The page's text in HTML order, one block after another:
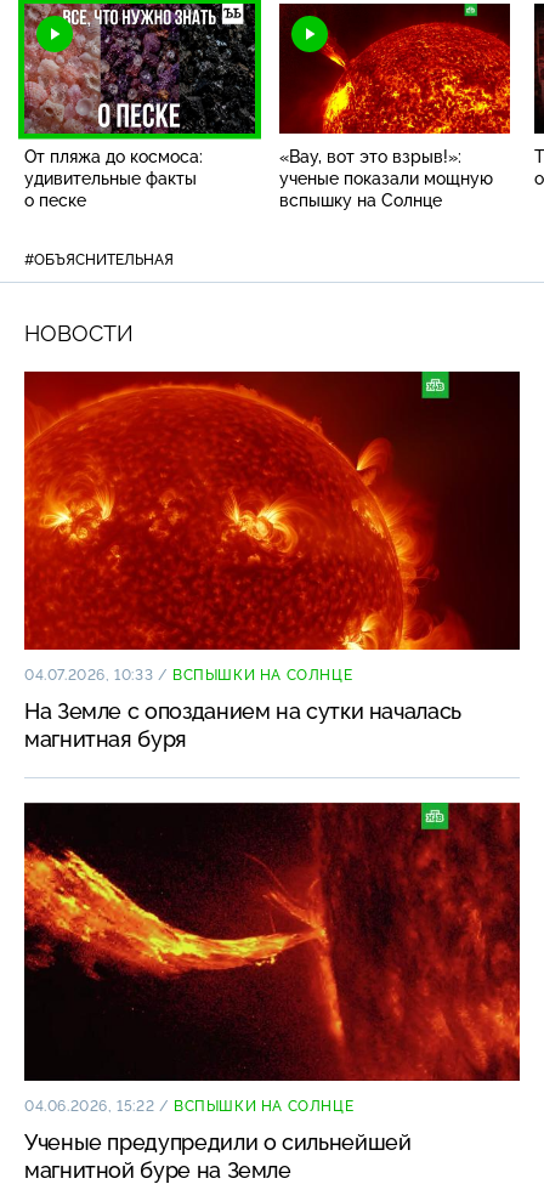
От пляжа до космоса:
удивительные факты
о песке
«Вау, вот это взрыв!»:
ученые показали мощную
вспышку на Солнце
#ОБЪЯСНИТЕЛЬНАЯ
НОВОСТИ
04.07.2026, 10:33 / ВСПЫШКИ НА СОЛНЦЕ
На Земле с опозданием на сутки началась
магнитная буря
04.06.2026, 15:22 / ВСПЫШКИ НА СОЛНЦЕ
Ученые предупредили о сильнейшей
магнитной буре на Земле